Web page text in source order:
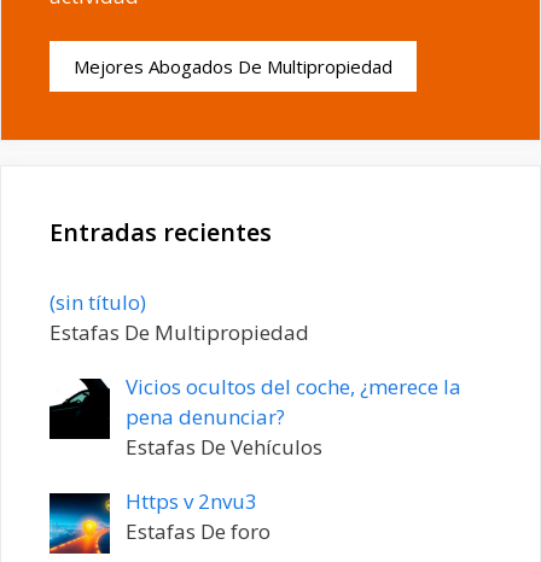
Mejores Abogados De Multipropiedad
Entradas recientes
(sin título)Entrada
20198
Estafas De Multipropiedad
Vicios ocultos del coche, ¿merece la
pena denunciar?
Estafas De Vehículos
Https v 2nvu3
Estafas De foro